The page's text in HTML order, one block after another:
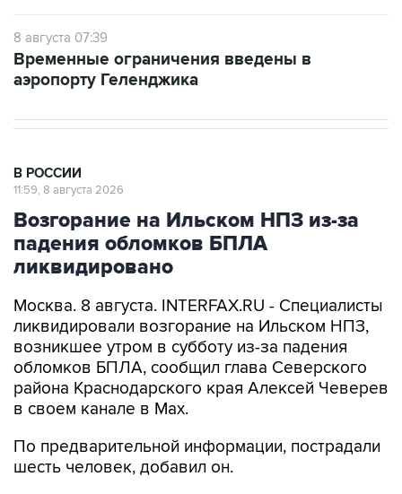
8 августа 07:39
Временные ограничения введены в
аэропорту Геленджика
В РОССИИ
11:59, 8 августа 2026
Возгорание на Ильском НПЗ из-за
падения обломков БПЛА
ликвидировано
Москва. 8 августа. INTERFAX.RU - Специалисты
ликвидировали возгорание на Ильском НПЗ,
возникшее утром в субботу из-за падения
обломков БПЛА, сообщил глава Северского
района Краснодарского края Алексей Чеверев
в своем канале в Max.
По предварительной информации, пострадали
шесть человек, добавил он.